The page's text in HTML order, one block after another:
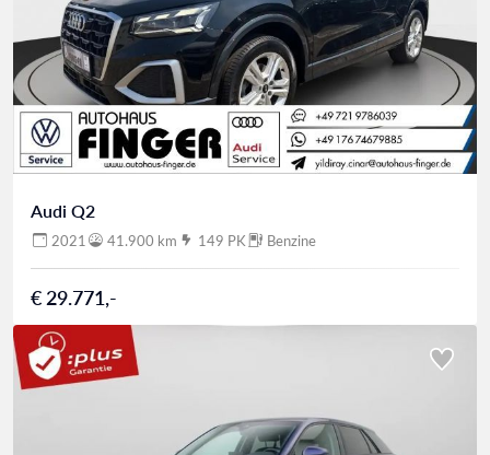
Audi Q2
2021 41.900 km 149 PK Benzine
€ 29.771,-